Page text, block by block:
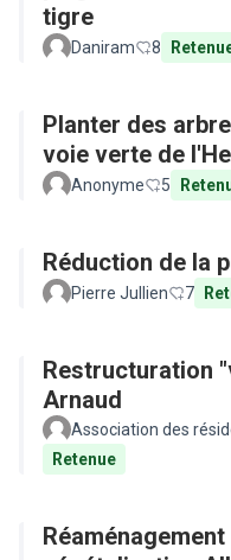
tigre
Daniram 8
Planter des
voie verte de
Anonyme 5
Réduction de la
Pierre Jullien 7
Restructuration
Arnaud
Association des
Retenue